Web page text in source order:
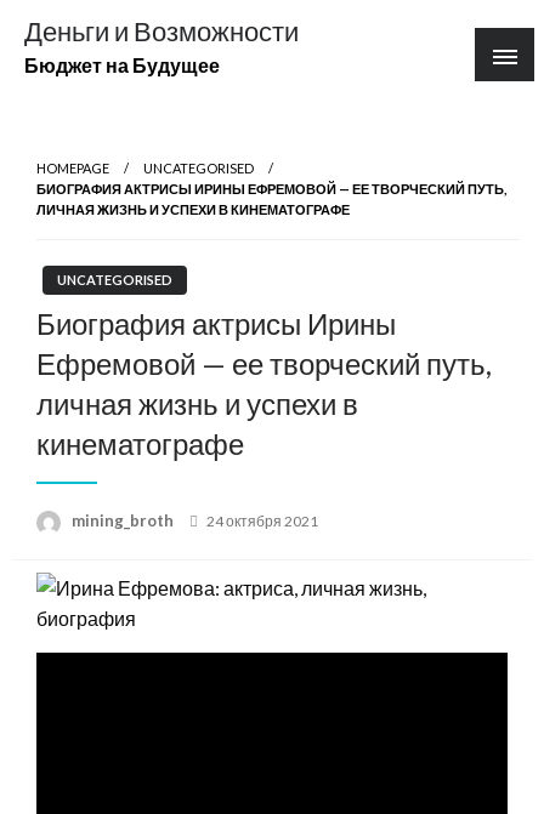
содержимому
Деньги и Возможности
Бюджет на Будущее
HOMEPAGE
UNCATEGORISED
БИОГРАФИЯ АКТРИСЫ ИРИНЫ ЕФРЕМОВОЙ — ЕЕ ТВОРЧЕСКИЙ ПУТЬ,
ЛИЧНАЯ ЖИЗНЬ И УСПЕХИ В КИНЕМАТОГРАФЕ
UNCATEGORISED
Биография актрисы Ирины
Ефремовой — ее творческий путь,
личная жизнь и успехи в
кинематографе
mining_broth
Posted
24 октября 2021